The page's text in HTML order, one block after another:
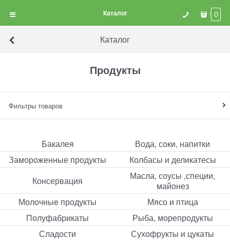
Каталог 0
Каталог
Продукты
Фильтры товаров
Бакалея
Вода, соки, напитки
Замороженные продукты
Колбасы и деликатесы
Консервация
Масла, соусы ,специи,
майонез
Молочные продукты
Мясо и птица
Полуфабрикаты
Рыба, морепродукты
Сладости
Сухофрукты и цукаты